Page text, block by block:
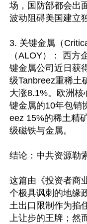
场，国防部都会出
波动阻碍美国建立
3. 关键金属（
（ALOY）： 西方
键金属公司近日获
级Tanbreez重稀土
大涨8.1%。欧洲核
键金属的10年包销
eez 15%的稀土精
级磁铁与金属。
结论：中共资源勒
这篇由《投资者商
个极具讽刺的地缘
土出口限制作为掐
上让步的王牌；然